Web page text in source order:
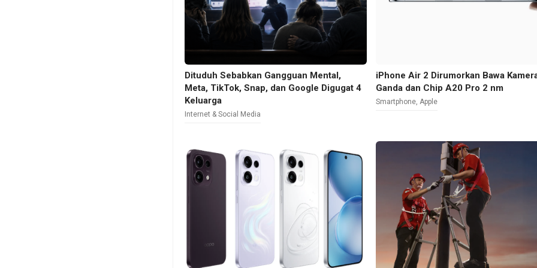
Dituduh Sebabkan Gangguan Mental,
Meta, TikTok, Snap, dan Google Digugat 4
Keluarga
Internet & Social Media
iPhone Air 2 Dirumorkan Bawa
Ganda dan Chip A20 Pro 2 nm
Smartphone,Apple